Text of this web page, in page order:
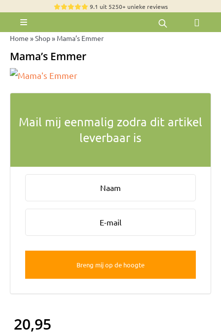
content
9.1 uit 5250+ unieke reviews
Toggle
Navigation
Rozen
Zomerbloemen
Pioenrozen
Groen & Decoratief
Olijfbomen
Home »Shop» Mama’s Emmer
Mama’s Emmer
Mail mij eenmalig zodra dit artikel
leverbaar is
20,95